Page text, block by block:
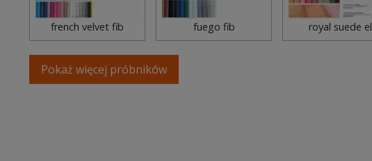
french velvet fib fuego fib royal suede el
Pokaż więcej próbników